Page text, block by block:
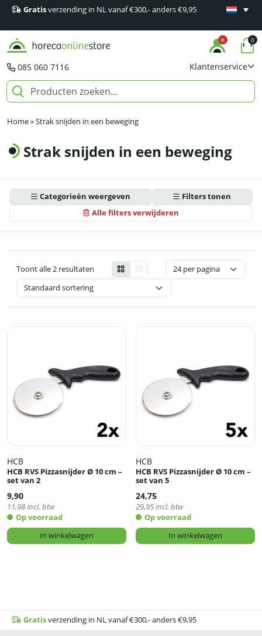
Gratisverzending in NL vanaf €300,- anders €9,95
Minimaal
085 060 7116 Klantenservice
0
Home»Strak snijden in een beweging
Strak snijden in een beweging
Categorieën weergeven
Alle filters verwijderen
Filters tonen
Toont alle 2 resultaten
HCB
HCB RVS Pizzasnijder Ø 10 cm –
set van 2
9,90
11,98incl. btw
Op voorraad
In winkelwagen
HCB
HCB RVS Pizzasnijder Ø 10 cm –
set van 5
24,75
29,95incl. btw
Op voorraad
In winkelwagen
Gratisverzending in NL vanaf €300,- anders €9,95